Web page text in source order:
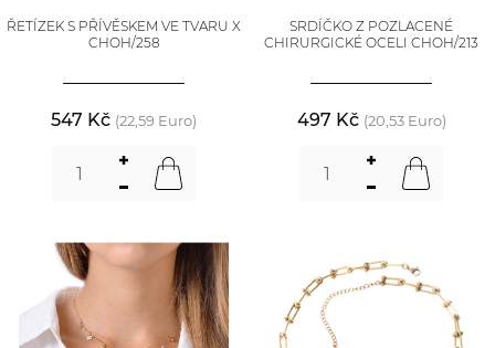
ŘETÍZEK S PŘÍVĚSKEM VE TVARU X
CHOH/258
547 Kč (22,59 Euro)
SRDÍČKO Z POZLACENÉ
CHIRURGICKÉ OCELI CHOH/213
497 Kč (20,53 Euro)